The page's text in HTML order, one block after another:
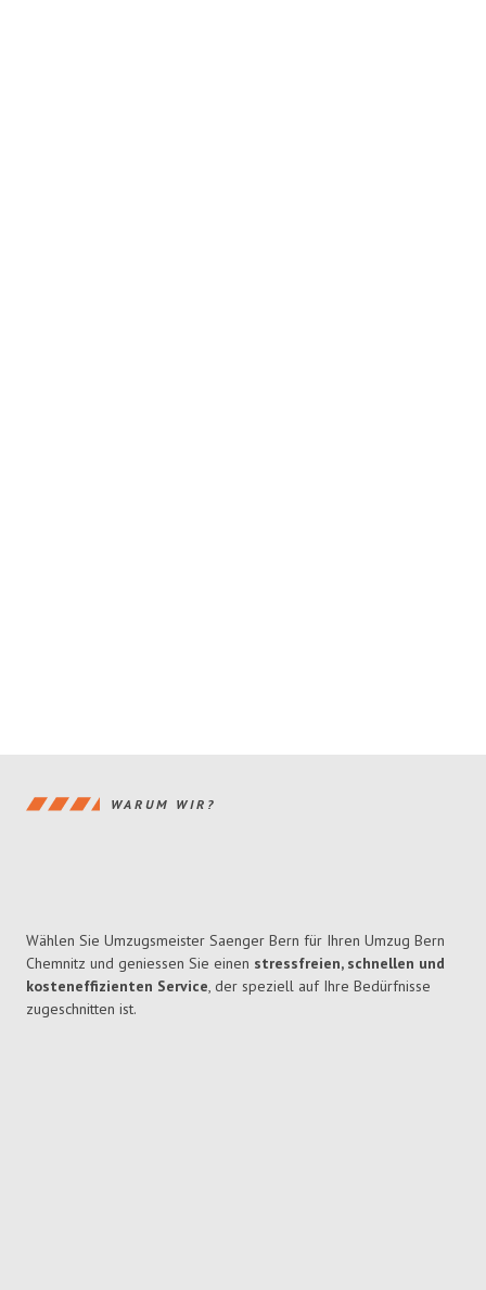
WARUM WIR?
Wählen Sie Umzugsmeister Saenger Bern für Ihren Umzug Bern
Chemnitz und geniessen Sie einen stressfreien, schnellen und
kosteneffizienten Service, der speziell auf Ihre Bedürfnisse
zugeschnitten ist.